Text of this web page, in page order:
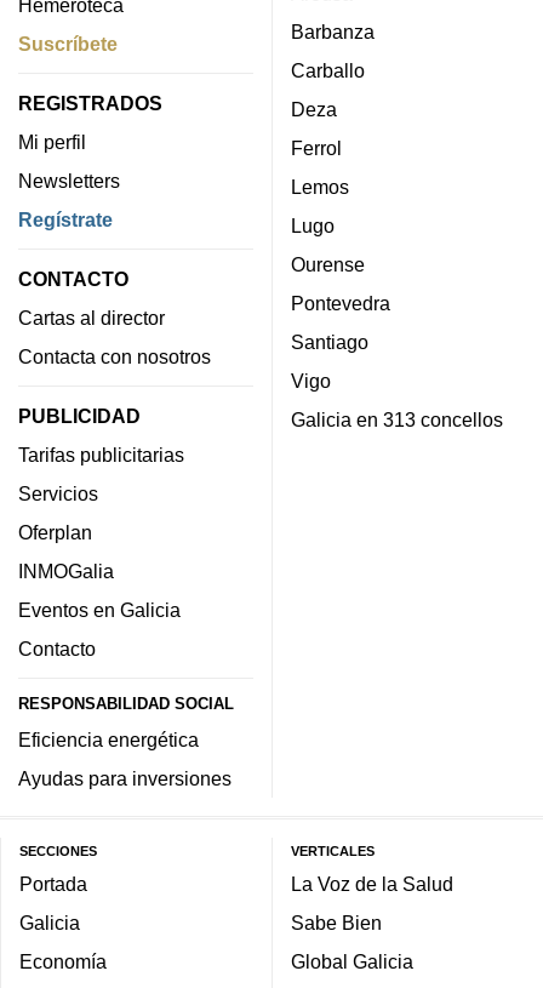
Hemeroteca
Suscríbete
REGISTRADOS
Mi perfil
Newsletters
Regístrate
CONTACTO
Cartas al director
Contacta con nosotros
PUBLICIDAD
Tarifas publicitarias
Servicios
Oferplan
INMOGalia
Eventos en Galicia
Contacto
RESPONSABILIDAD SOCIAL
Eficiencia energética
Ayudas para inversiones
Barbanza
Carballo
Deza
Ferrol
Lemos
Lugo
Ourense
Pontevedra
Santiago
Vigo
Galicia en 313 concellos
SECCIONES
Portada
Galicia
Economía
VERTICALES
La Voz de la Salud
Sabe Bien
Global Galicia